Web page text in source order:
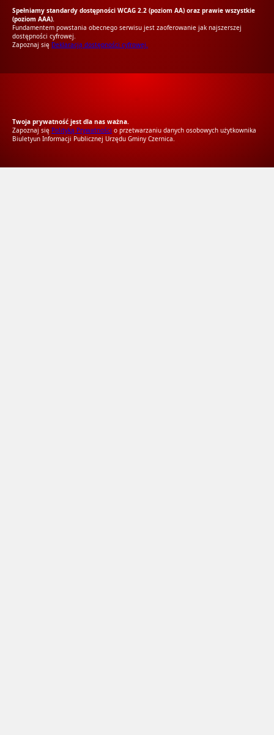
Spełniamy standardy dostępności WCAG 2.2 (poziom AA) oraz prawie wszystkie
(poziom AAA).
Fundamentem powstania obecnego serwisu jest zaoferowanie jak najszerszej
dostępności cyfrowej.
Zapoznaj się Deklaracją dostępności cyfrowej.
Twoja prywatność jest dla nas ważna.
Zapoznaj się Polityką Prywatności o przetwarzaniu danych osobowych użytkownika
Biuletyun Informacji Publicznej Urzędu Gminy Czernica.